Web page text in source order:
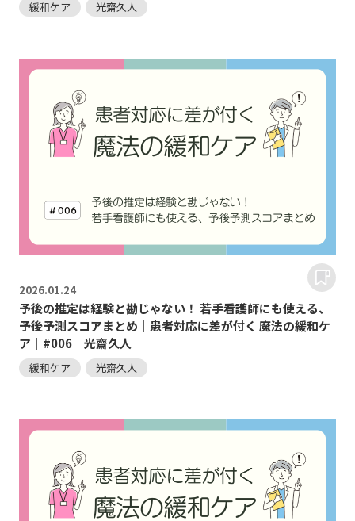
緩和ケア 光齋久人
2026.01.24
予後の推定は経験と勘じゃない！ 若手看護師にも使える、
予後予測スコアまとめ｜患者対応に差が付く 魔法の緩和ケ
ア｜#006｜光齋久人
緩和ケア 光齋久人